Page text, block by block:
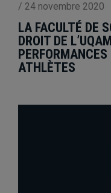
/ 24 novembre 2020
LA FACULTÉ DE
DROIT DE
ATHLÈTES